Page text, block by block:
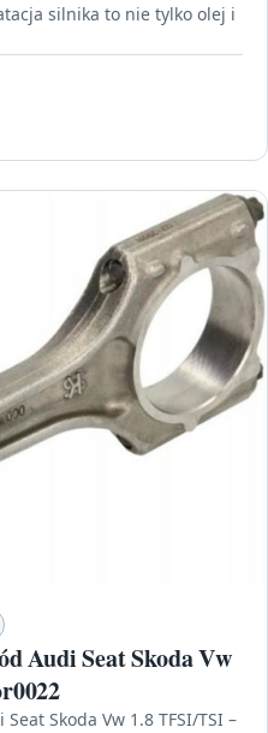
silnika to nie tylko olej i
Audi Seat Skoda Vw
Skoda Vw 1.8 TFSI/TSI –